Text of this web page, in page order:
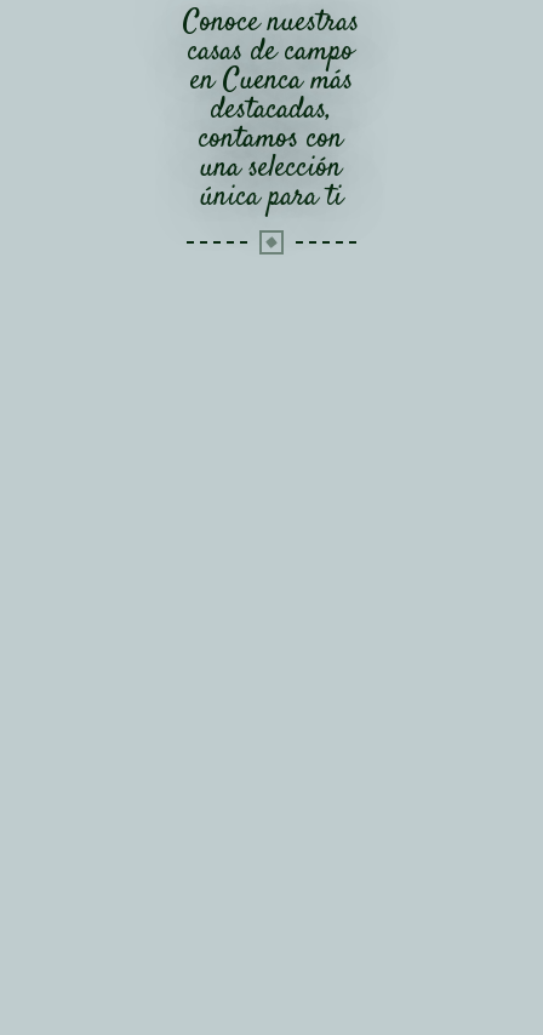
Conoce nuestras
casas de campo
en Cuenca más
destacadas,
contamos con
una selección
única para ti